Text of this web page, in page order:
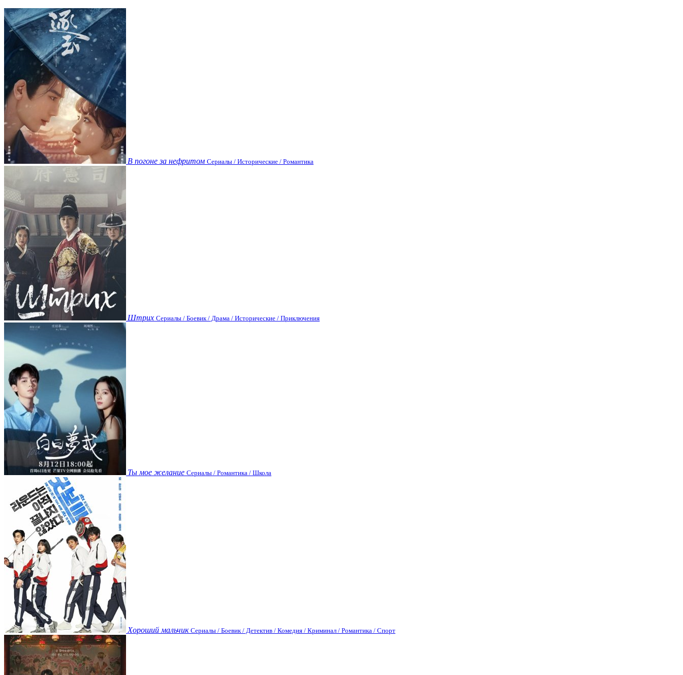
В погоне за нефритом Сериалы / Исторические / Романтика
Штрих Сериалы / Боевик / Драма / Исторические / Приключения
Ты мое желание Сериалы / Романтика / Школа
Хороший мальчик Сериалы / Боевик / Детектив / Комедия / Криминал / Романтика / Спорт